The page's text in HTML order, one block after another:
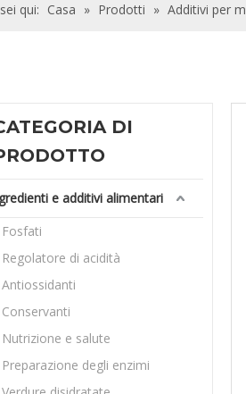
qui: Casa » Prodotti » Additivi per
DI
e additivi alimentari
Fosfati
Regolatore di acidità
Antiossidanti
Conservanti
Nutrizione e salute
Preparazione degli enzimi